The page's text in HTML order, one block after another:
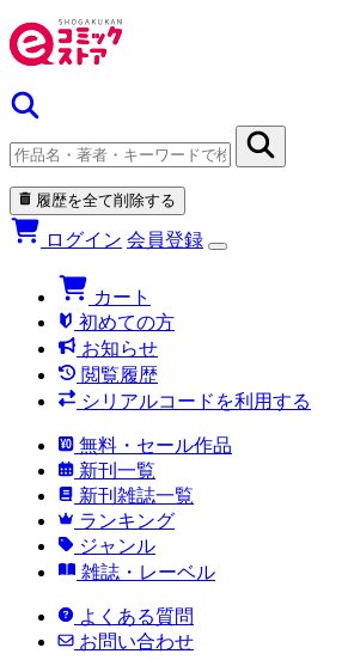
履歴を全て削除する
ログイン 会員登録
カート
初めての方
お知らせ
閲覧履歴
シリアルコードを利用する
無料・セール作品
新刊一覧
新刊雑誌一覧
ランキング
ジャンル
雑誌・レーベル
よくある質問
お問い合わせ